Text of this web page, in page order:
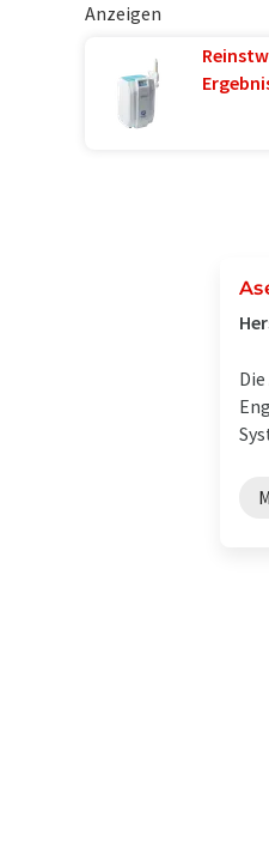
Anzeigen